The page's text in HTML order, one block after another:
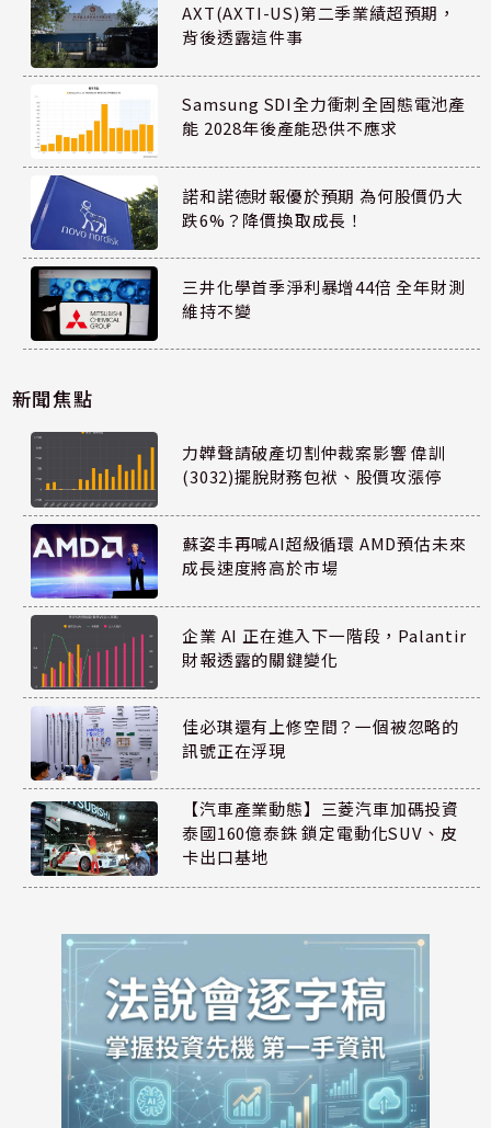
AXT(AXTI-US)第二季業績超預期，
背後透露這件事
Samsung SDI全力衝刺全固態電池產
能 2028年後產能恐供不應求
諾和諾德財報優於預期 為何股價仍大
跌6%？降價換取成長！
三井化學首季淨利暴增44倍 全年財測
維持不變
新聞焦點
力韡聲請破產切割仲裁案影響 偉訓
(3032)擺脫財務包袱、股價攻漲停
蘇姿丰再喊AI超級循環 AMD預估未來
成長速度將高於市場
企業 AI 正在進入下一階段，Palantir
財報透露的關鍵變化
佳必琪還有上修空間？一個被忽略的
訊號正在浮現
【汽車產業動態】三菱汽車加碼投資
泰國160億泰銖 鎖定電動化SUV、皮
卡出口基地